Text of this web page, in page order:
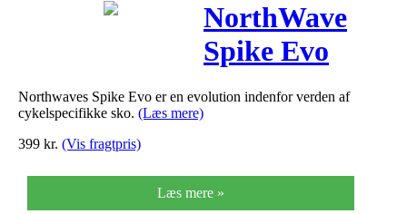
NorthWave
Spike Evo
MTB cykelsko
Northwaves Spike Evo er en evolution indenfor verden af
cykelspecifikke sko. (Læs mere)
399 kr. (Vis fragtpris)
Læs mere »